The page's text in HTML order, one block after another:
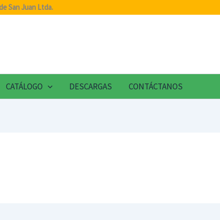
San Juan Ltda.
CATÁLOGO DESCARGAS CONTÁCTANOS